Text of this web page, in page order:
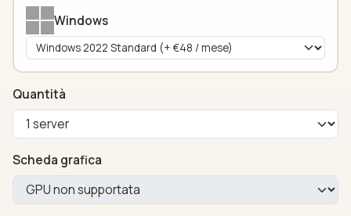
Windows
Quantità
Scheda grafica